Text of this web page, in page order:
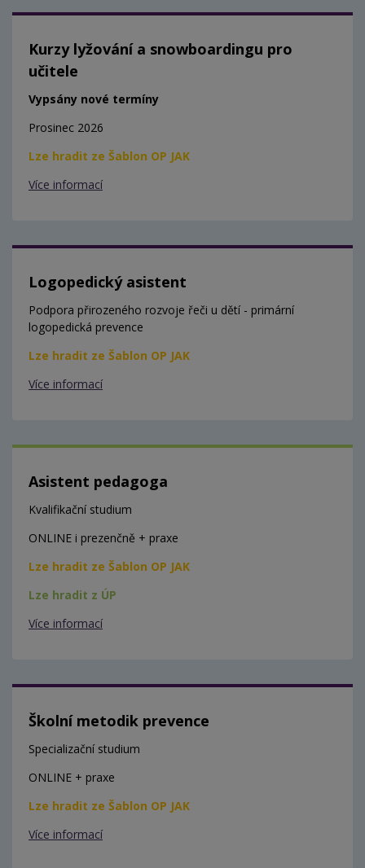
Kurzy lyžování a snowboardingu pro
učitele
Vypsány nové termíny
Prosinec 2026
Lze hradit ze Šablon OP JAK
Více informací
Logopedický asistent
Podpora přirozeného rozvoje řeči u dětí - primární
logopedická prevence
Lze hradit ze Šablon OP JAK
Více informací
Asistent pedagoga
Kvalifikační studium
ONLINE i prezenčně + praxe
Lze hradit ze Šablon OP JAK
Lze hradit z ÚP
Více informací
Školní metodik prevence
Specializační studium
ONLINE + praxe
Lze hradit ze Šablon OP JAK
Více informací